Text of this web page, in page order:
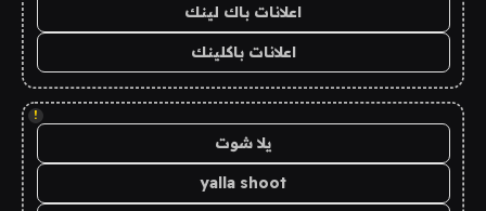
اعلانات باك لينك
اعلانات باكلينك
!
يلا شوت
yalla shoot